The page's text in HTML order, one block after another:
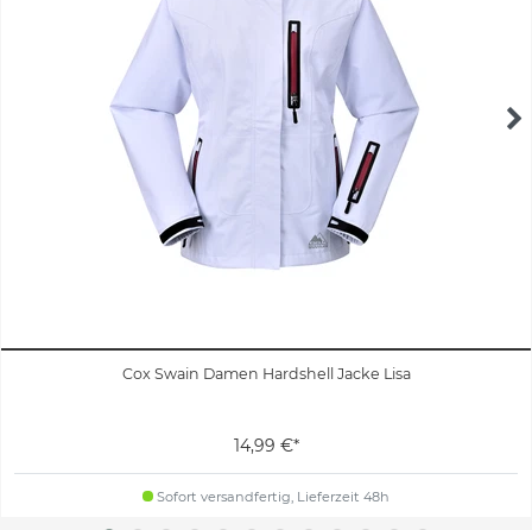
Cox Swain Damen Hardshell Jacke Lisa
14,99 €*
Sofort versandfertig, Lieferzeit 48h